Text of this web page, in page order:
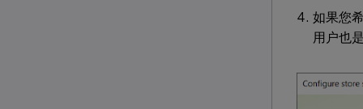
如果您
用户也